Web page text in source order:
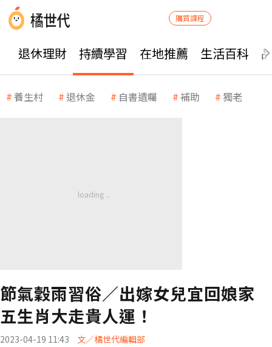
購買課程
退休理財 持續學習 在地推薦 生活百科
養生村 退休金 自書遺囑 補助 獨老
節氣穀雨習俗／出嫁女兒宜回娘家
五生肖大走貴人運！
2023-04-19 11:43 文／橘世代編輯部